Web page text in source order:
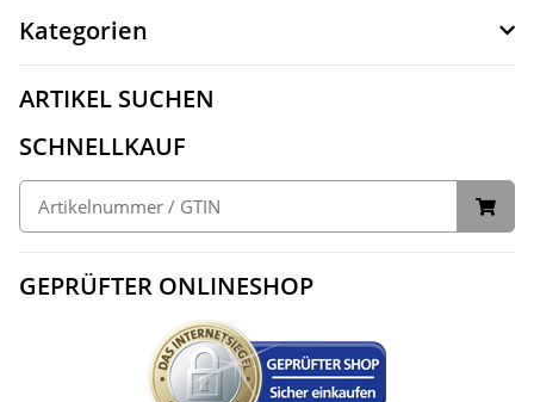
Kategorien
ARTIKEL SUCHEN
SCHNELLKAUF
GEPRÜFTER ONLINESHOP